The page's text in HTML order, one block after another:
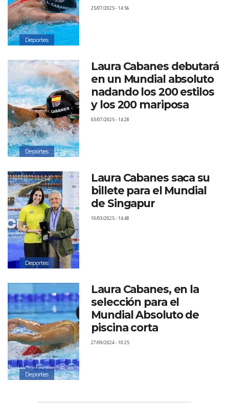
Deportes
25/07/2025 - 14:56
Deportes
Laura Cabanes debutará
en un Mundial absoluto
nadando los 200 estilos
y los 200 mariposa
03/07/2025 - 14:28
Deportes
Laura Cabanes saca su
billete para el Mundial
de Singapur
10/03/2025 - 14:48
Deportes
Laura Cabanes, en la
selección para el
Mundial Absoluto de
piscina corta
27/09/2024 - 10:25